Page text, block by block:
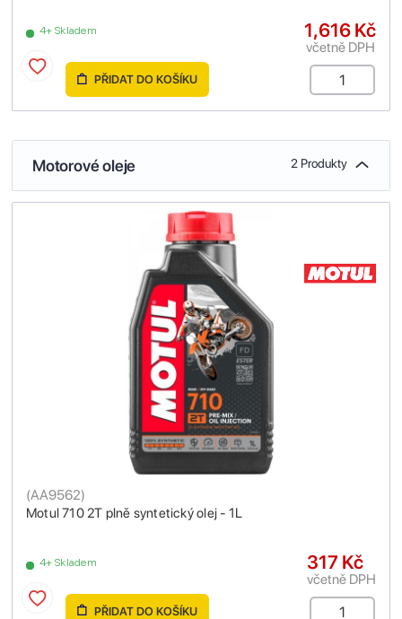
4+ Skladem 1,616 Kč
včetně DPH
PŘIDAT DO KOŠÍKU
Motorové oleje 2 Produkty
Motul 710 2T plně syntetický olej - 1L
(AA9562)
4+ Skladem 317 Kč
včetně DPH
PŘIDAT DO KOŠÍKU